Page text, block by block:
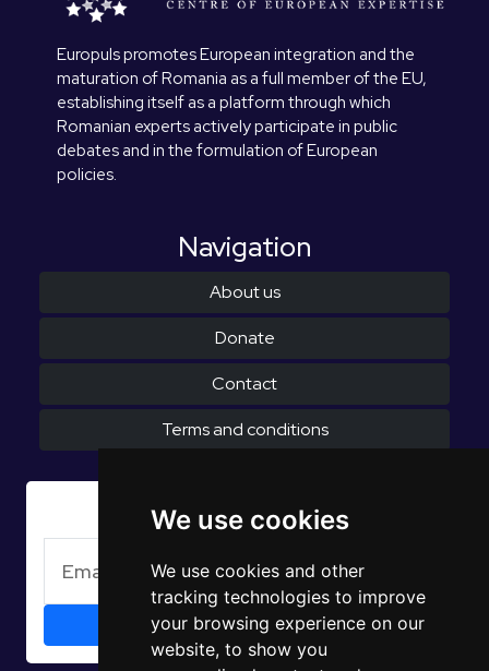
We use cookies
We use cookies and other
tracking technologies to improve
your browsing experience on our
website, to show you
Europuls promotes European integration and the
maturation of Romania as a full member of the EU,
establishing itself as a platform through which
Romanian experts actively participate in public
debates and in the formulation of European
policies.
Navigation
About us
Donate
Contact
Terms and conditions
Subscribe to Newsletter